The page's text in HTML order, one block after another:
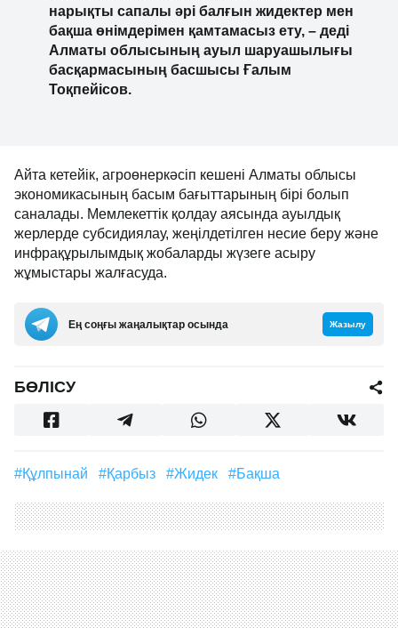
нарықты сапалы әрі балғын жидектер мен
бақша өнімдерімен қамтамасыз ету, – деді
Алматы облысының ауыл шаруашылығы
басқармасының басшысы Ғалым
Тоқпейісов.
Айта кетейік, агроөнеркәсіп кешені Алматы облысы
экономикасының басым бағыттарының бірі болып
саналады. Мемлекеттік қолдау аясында ауылдық
жерлерде субсидиялау, жеңілдетілген несие беру және
инфрақұрылымдық жобаларды жүзеге асыру
жұмыстары жалғасуда.
Ең соңғы жаңалықтар осында Жазылу
БӨЛІСУ
#Құлпынай #қарбыз #жидек #бақша